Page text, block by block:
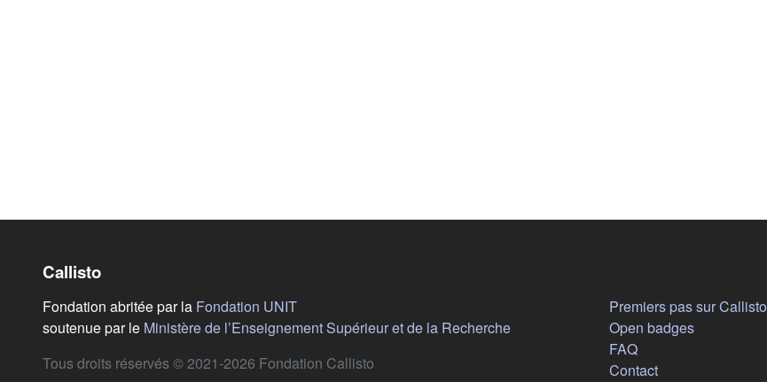
Callisto
Fondation abritée par la Fondation UNIT(s'ouvre dans un nouvel onglet)
soutenue par le Ministère de l’Enseignement Supérieur et de la Recherche(s'ouvre dans un nouvel onglet)
Tous droits réservés © 2021-2026 Fondation Callisto
Premiers pas sur Callisto
Open badges
FAQ
Contact